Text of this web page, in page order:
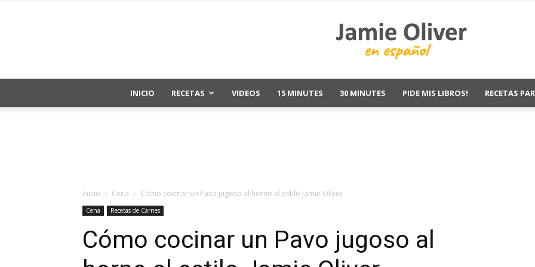
Jamie
INICIO RECETAS VIDEOS 15 MINUTES 30 MINUTES PIDE MIS LIBROS! RECETAS
Inicio Cena Cómo cocinar un Pavo jugoso al horno al estilo Jamie Oliver
Cena Recetas de Carnes
Cómo cocinar un Pavo jugoso al